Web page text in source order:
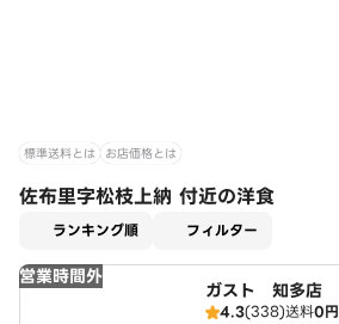
標準送料とは お店価格とは
佐布里字松枝上納 付近の洋食
ランキング順 フィルター
営業時間外
ガスト 知多店
4.3(338)送料0円